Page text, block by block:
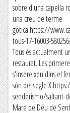
sobre d'una capella
una creu de terme
gòtica.https://
tous-17-16003-
Tous és actualment
restaurat. Les
s'insereixen dins el
són del segle
senderismo/saltant-
Mare de Déu de